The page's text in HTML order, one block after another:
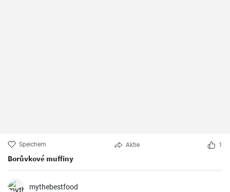
Speichern Aktie 1
Borůvkové muffiny
mythebestfood